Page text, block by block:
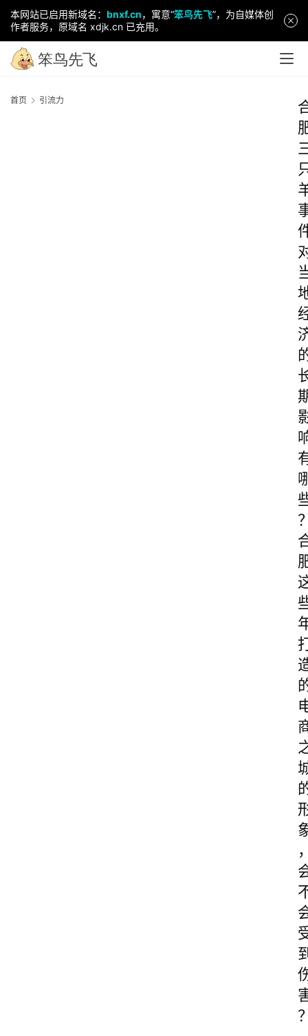
本网站已启用新域名： bnxf.cn，寓意“笨鸟先飞”，为自媒体创
作者服务，原域名 xdjk.cn 已充用。
首页 引流力